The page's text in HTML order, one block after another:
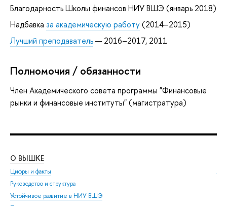
Благодарность Школы финансов НИУ ВШЭ (январь 2018)
Надбавка за академическую работу(2014–2015)
Лучший преподаватель— 2016–2017, 2011
Полномочия / обязанности
Член Академического совета программы "Финансовые
рынки и финансовые институты" (магистратура)
О ВЫШКЕ
Цифры и факты
Руководство и структура
Устойчивое развитие в НИУ ВШЭ